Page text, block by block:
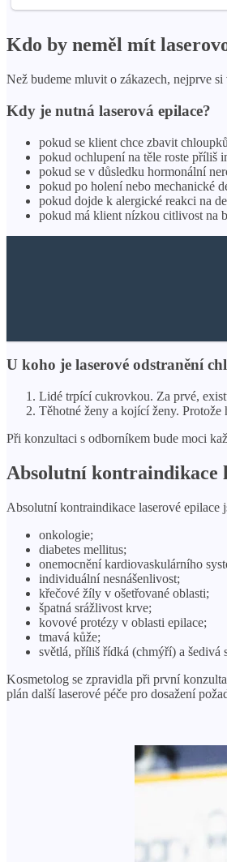
Kdo by neměl mít
Než budeme mluvit o zákazech, nejprve
Kdy je nutná laserová epilace?
pokud se klient chce zbavit
pokud ochlupení na těle roste příliš
pokud se v důsledku hormonální
pokud po holení nebo mechanické
pokud dojde k alergické reakci na
pokud má klient nízkou citlivost na
U koho je laserové odstranění
Lidé trpící cukrovkou. Za prvé,
Těhotné ženy a kojící ženy.
Při konzultaci s odborníkem bude moci
Absolutní kontraindikace
Absolutní kontraindikace laserové epilace
onkologie;
diabetes mellitus;
onemocnění kardiovaskulárního
individuální nesnášenlivost;
křečové žíly v ošetřované oblasti;
špatná srážlivost krve;
kovové protézy v oblasti epilace;
tmavá kůže;
světlá, příliš řídká (chmýří) a šedivá
Kosmetolog se zpravidla při první
plán další laserové péče pro dosažení